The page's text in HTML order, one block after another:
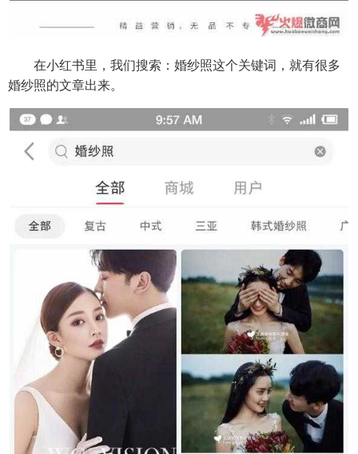
在小红书里，我们搜索：婚纱照这个关键词，就有很多
婚纱照的文章出来。